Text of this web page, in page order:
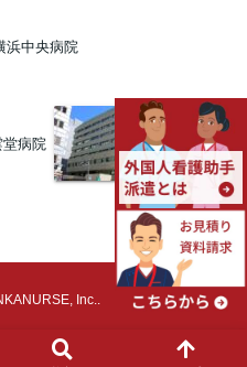
浜中央病院
堂病院
Inc..